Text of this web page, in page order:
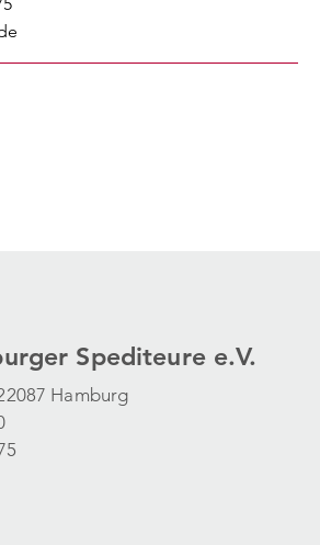
Spediteure e.V.
Hamburg